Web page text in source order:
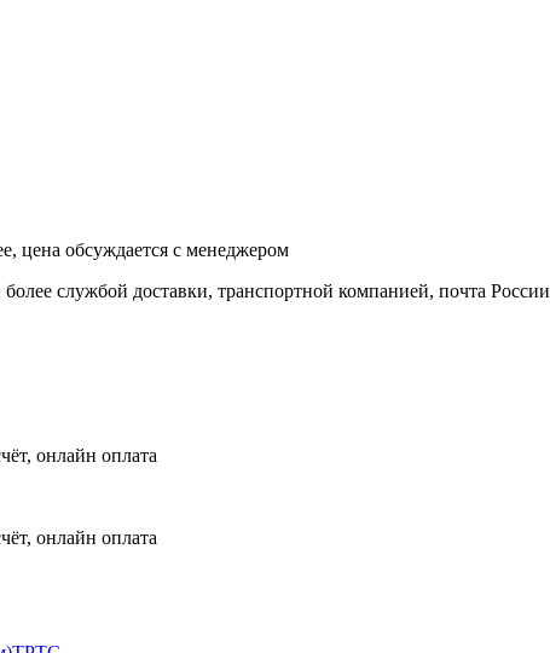
цена обсуждается с менеджером
службой доставки, транспортной компанией, почта России
онлайн оплата
онлайн оплата